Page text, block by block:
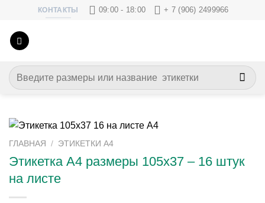
content
КОНТАКТЫ 09:00 - 18:00 + 7 (906) 2499966
Искать:
ГЛАВНАЯ / ЭТИКЕТКИ А4
Этикетка А4 размеры 105х37 – 16 штук
на листе